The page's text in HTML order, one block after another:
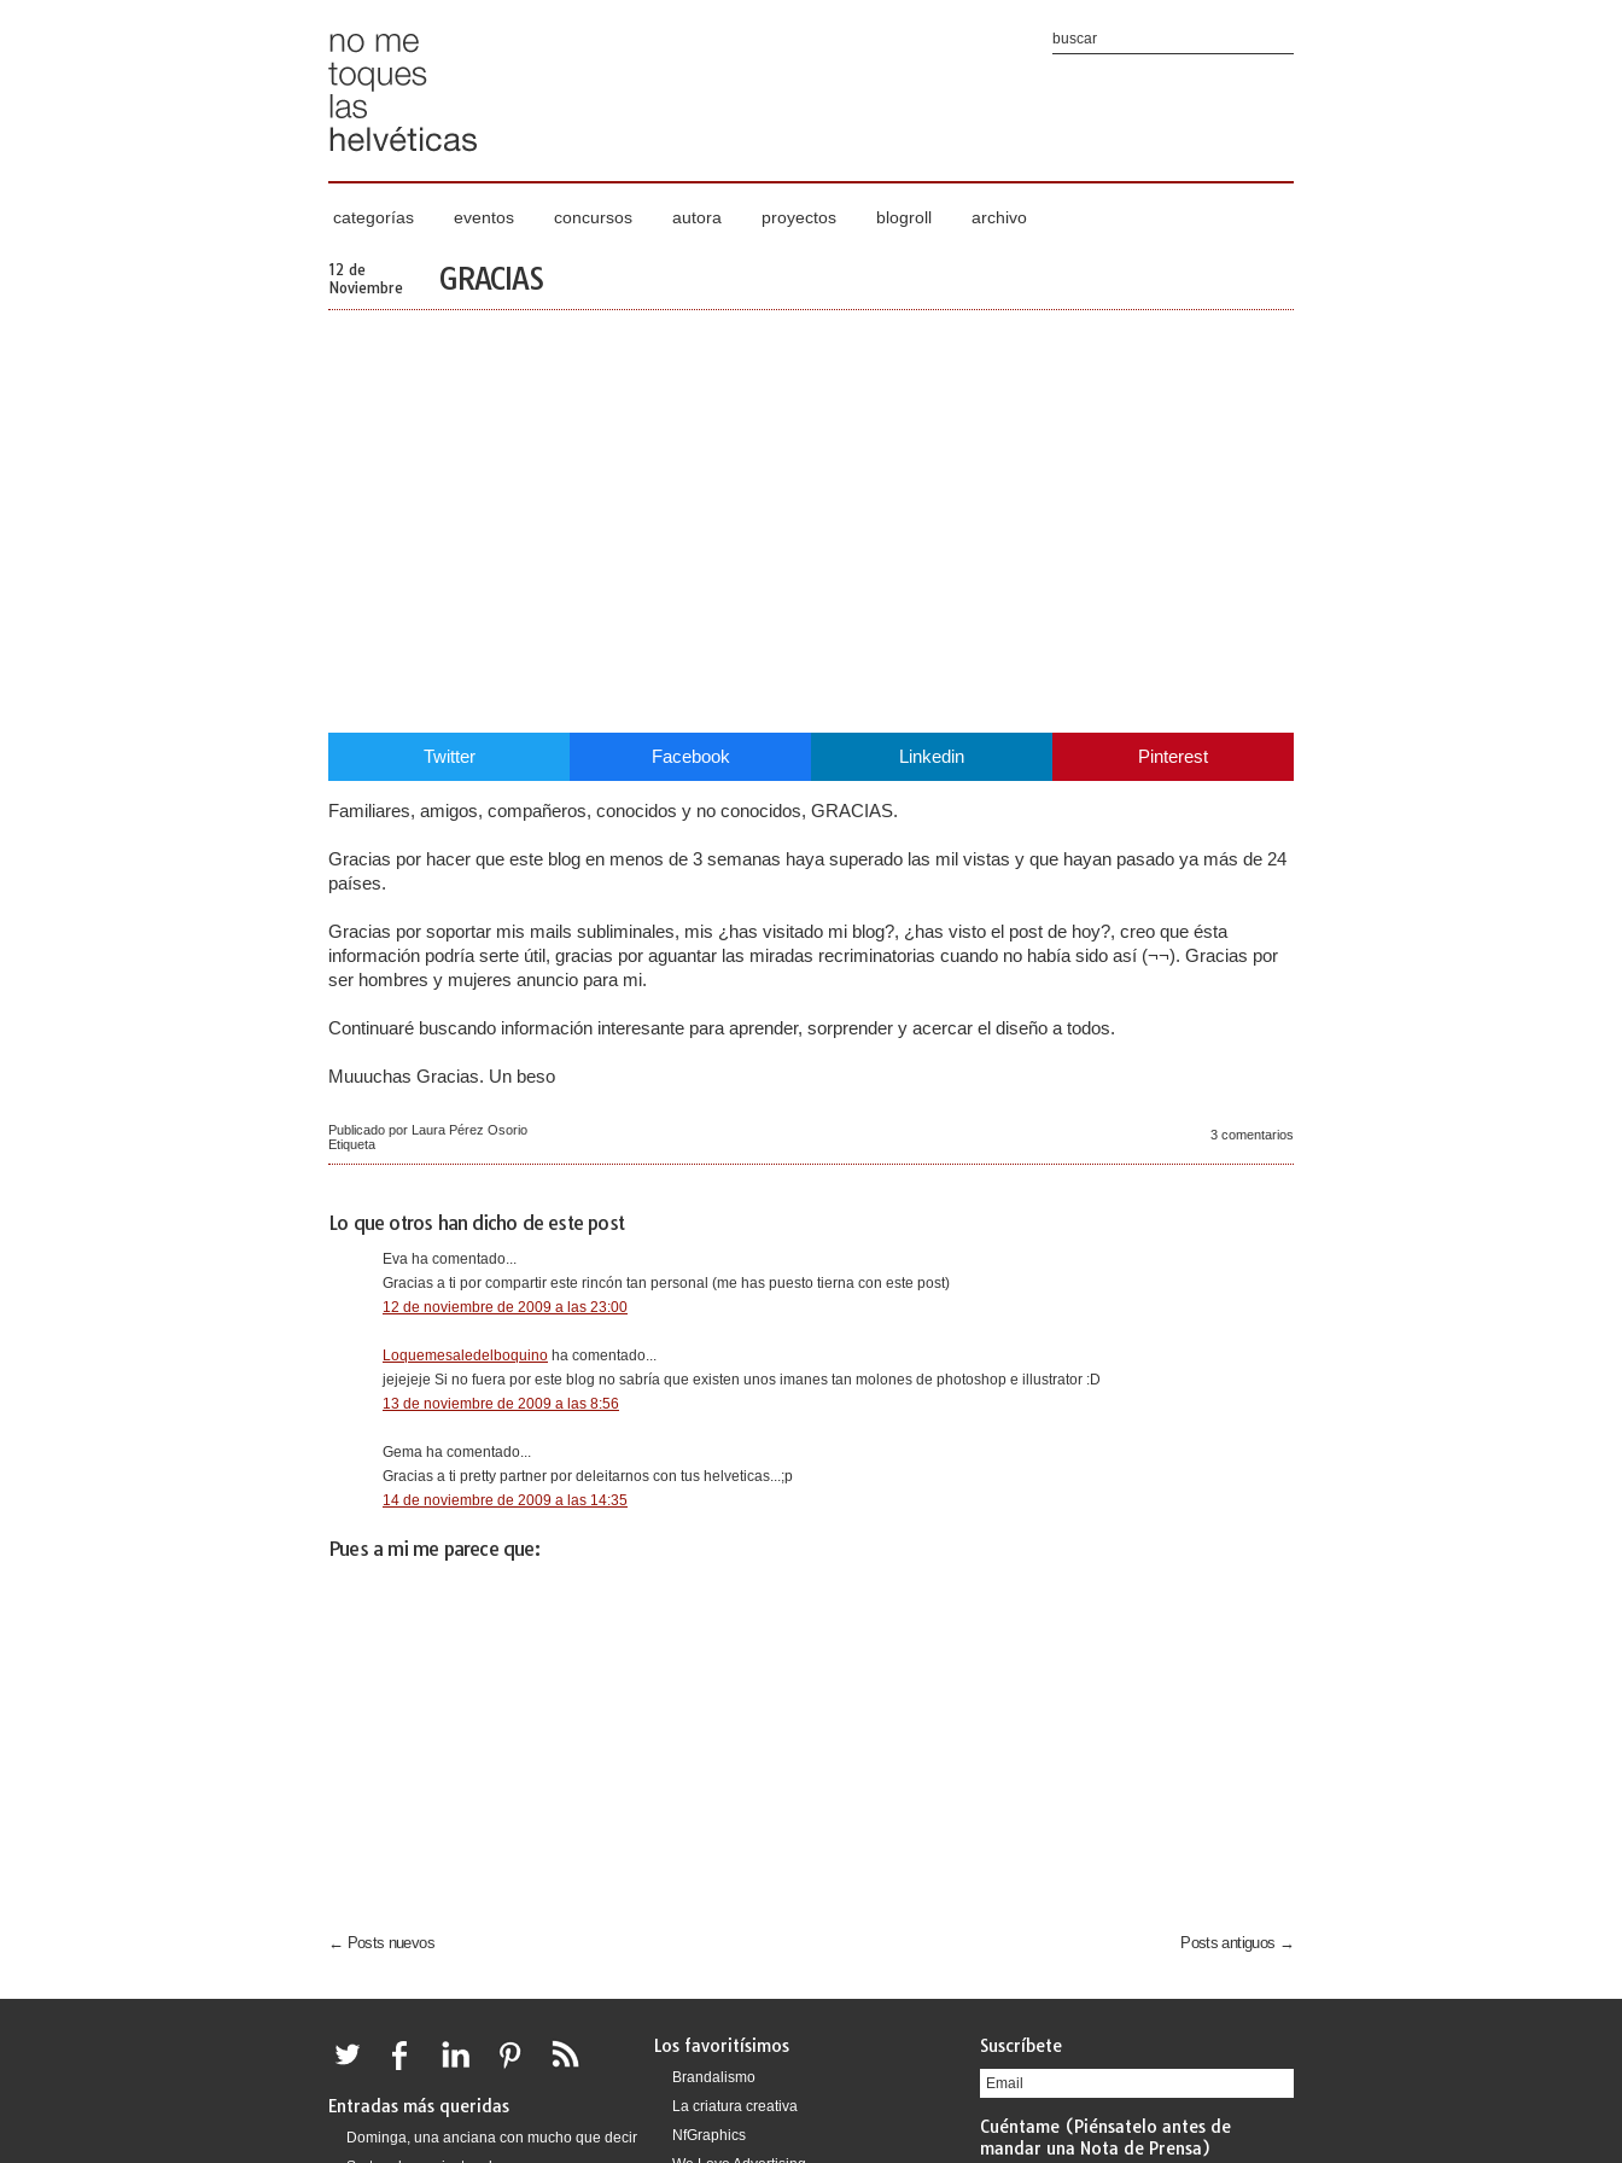
categorías eventos concursos autora proyectos blogroll archivo
12 de
Noviembre
GRACIAS
Twitter Facebook Linkedin Pinterest
Familiares, amigos, compañeros, conocidos y no conocidos, GRACIAS.
Gracias por hacer que este blog en menos de 3 semanas haya superado las mil vistas y que hayan pasado ya más de 24
países.
Gracias por soportar mis mails subliminales, mis ¿has visitado mi blog?, ¿has visto el post de hoy?, creo que ésta
información podría serte útil, gracias por aguantar las miradas recriminatorias cuando no había sido así (¬¬). Gracias por
ser hombres y mujeres anuncio para mi.
Continuaré buscando información interesante para aprender, sorprender y acercar el diseño a todos.
Muuuchas Gracias. Un beso
Publicado por Laura Pérez Osorio
Etiqueta
3 comentarios
Lo que otros han dicho de este post
Eva ha comentado...
Gracias a ti por compartir este rincón tan personal (me has puesto tierna con este post)
12 de noviembre de 2009 a las 23:00
Loquemesaledelboquino ha comentado...
jejejeje Si no fuera por este blog no sabría que existen unos imanes tan molones de photoshop e illustrator :D
13 de noviembre de 2009 a las 8:56
Gema ha comentado...
Gracias a ti pretty partner por deleitarnos con tus helveticas...;p
14 de noviembre de 2009 a las 14:35
Pues a mi me parece que:
← Posts nuevos Posts antiguos →
Entradas más queridas
Dominga, una anciana con mucho que decir
Los favoritísimos
Brandalismo
La criatura creativa
NfGraphics
Suscríbete
Cuéntame (Piénsatelo antes de
mandar una Nota de Prensa)